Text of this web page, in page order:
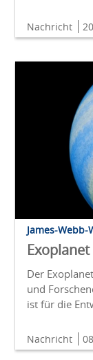
Nachricht
James-
Der
und
ist für die
Nachricht